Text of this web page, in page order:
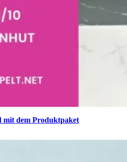
mit dem Produktpaket